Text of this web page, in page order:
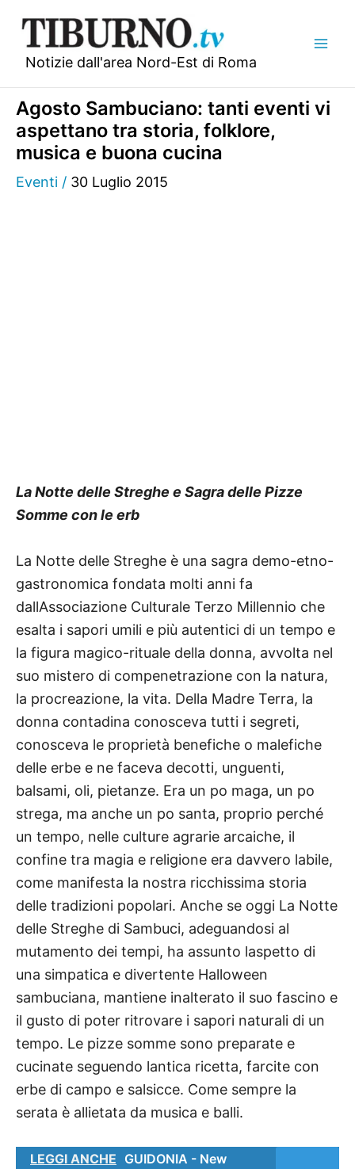
contenuto
Notizie dall'area Nord-Est di Roma
Agosto Sambuciano: tanti eventi vi
aspettano tra storia, folklore,
musica e buona cucina
Eventi / 30 Luglio 2015
La Notte delle Streghe e Sagra delle Pizze
Somme con le erb
La Notte delle Streghe è una sagra demo-etno-
gastronomica fondata molti anni fa
dallAssociazione Culturale Terzo Millennio che
esalta i sapori umili e più autentici di un tempo e
la figura magico-rituale della donna, avvolta nel
suo mistero di compenetrazione con la natura,
la procreazione, la vita. Della Madre Terra, la
donna contadina conosceva tutti i segreti,
conosceva le proprietà benefiche o malefiche
delle erbe e ne faceva decotti, unguenti,
balsami, oli, pietanze. Era un po maga, un po
strega, ma anche un po santa, proprio perché
un tempo, nelle culture agrarie arcaiche, il
confine tra magia e religione era davvero labile,
come manifesta la nostra ricchissima storia
delle tradizioni popolari. Anche se oggi La Notte
delle Streghe di Sambuci, adeguandosi al
mutamento dei tempi, ha assunto laspetto di
una simpatica e divertente Halloween
sambuciana, mantiene inalterato il suo fascino e
il gusto di poter ritrovare i sapori naturali di un
tempo. Le pizze somme sono preparate e
cucinate seguendo lantica ricetta, farcite con
erbe di campo e salsicce. Come sempre la
serata è allietata da musica e balli.
LEGGI ANCHE GUIDONIA - New